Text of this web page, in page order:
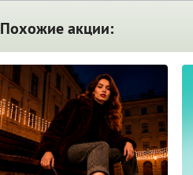
Похожие акции: